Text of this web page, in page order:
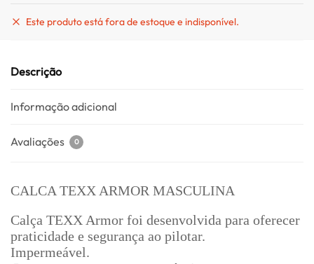
Este produto está fora de estoque e indisponível.
Descrição
Informação adicional
Avaliações 0
CALCA TEXX ARMOR MASCULINA
Calça TEXX Armor foi desenvolvida para oferecer
praticidade e segurança ao pilotar.
Impermeável.